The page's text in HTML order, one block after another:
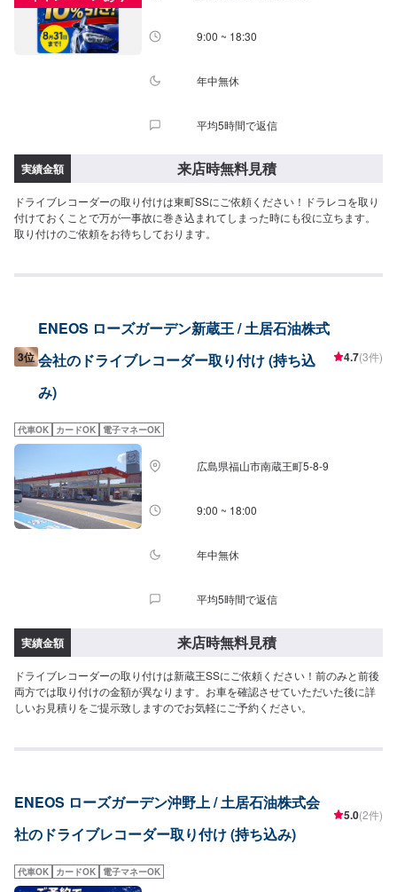
9:00 ~ 18:30
年中無休
平均5時間で返信
実績金額 来店時無料見積
ドライブレコーダーの取り付けは東町SSにご依頼ください！ドラレコを取り
付けておくことで万が一事故に巻き込まれてしまった時にも役に立ちます。
取り付けのご依頼をお待ちしております。
3位
ENEOS ローズガーデン新蔵王 / 土居石油株式
会社のドライブレコーダー取り付け (持ち込
み)
4.7(3件)
代車OK カードOK 電子マネーOK
広島県福山市南蔵王町5-8-9
9:00 ~ 18:00
年中無休
平均5時間で返信
実績金額 来店時無料見積
ドライブレコーダーの取り付けは新蔵王SSにご依頼ください！前のみと前後
両方では取り付けの金額が異なります。お車を確認させていただいた後に詳
しいお見積りをご提示致しますのでお気軽にご予約ください。
ENEOS ローズガーデン沖野上 / 土居石油株式会
社のドライブレコーダー取り付け (持ち込み)
5.0(2件)
代車OK カードOK 電子マネーOK